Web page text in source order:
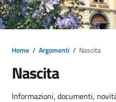
Home / Argomenti / Nascita
Nascita
Informazioni, documenti,